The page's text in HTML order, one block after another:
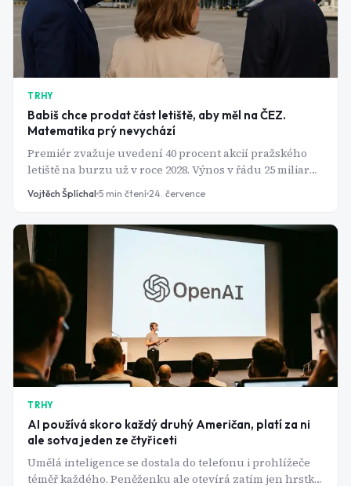
TRHY
Babiš chce prodat část letiště, aby měl na ČEZ.
Matematika prý nevychází
Premiér zvažuje uvedení 40 procent akcií pražského
letiště na burzu už v roce 2028. Výnos v řádu 25 miliard
korun má pomoci se zestátněním ČEZ, jenže na to podle
analytiků ani zdaleka nestačí.
Vojtěch Šplíchal 5 min čtení 24. července
TRHY
AI používá skoro každý druhý Američan, platí za ni
ale sotva jeden ze čtyřiceti
Umělá inteligence se dostala do telefonu i prohlížeče
téměř každého. Peněženku ale otevírá zatím jen hrstka